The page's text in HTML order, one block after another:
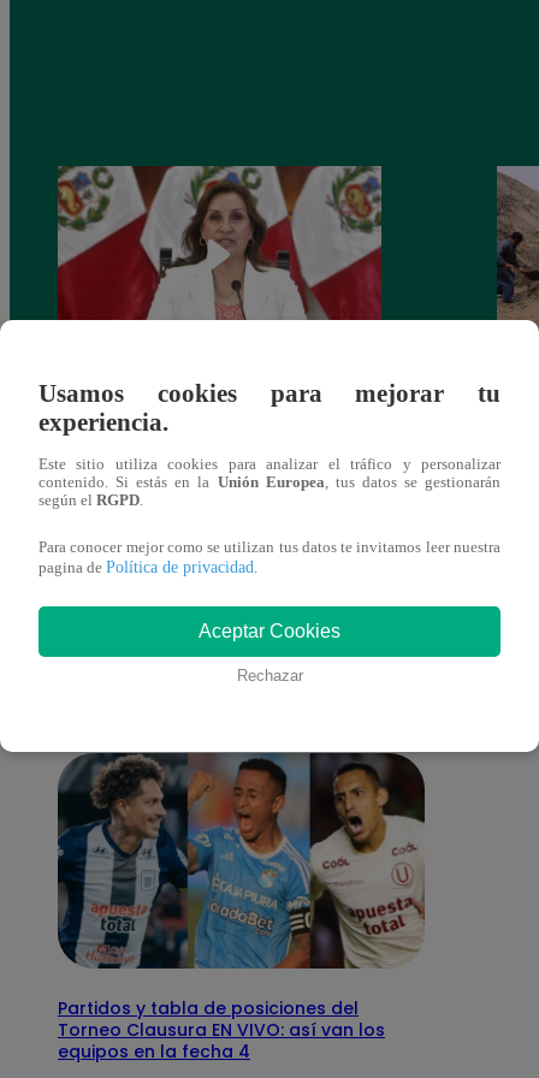
Congreso: proponen que el aumento del
salario presidencial se aplique desde 2026
Las
También te puede
interesar
Partidos y tabla de posiciones del
Torneo Clausura EN VIVO: así van los
equipos en la fecha 4
Usamos cookies para mejorar tu
experiencia.
Este sitio utiliza cookies para analizar el tráfico y personalizar
contenido. Si estás en la Unión Europea, tus datos se gestionarán
según el RGPD.
Para conocer mejor como se utilizan tus datos te invitamos leer nuestra
pagina de Política de privacidad.
Aceptar Cookies
Rechazar